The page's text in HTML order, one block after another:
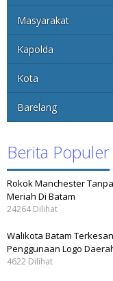
Masyarakat
Kapolda
Kota
Barelang
Berita Populer
Rokok Manchester
Meriah Di Batam
24264 Dilihat
Walikota Batam
Penggunaan Logo
4622 Dilihat